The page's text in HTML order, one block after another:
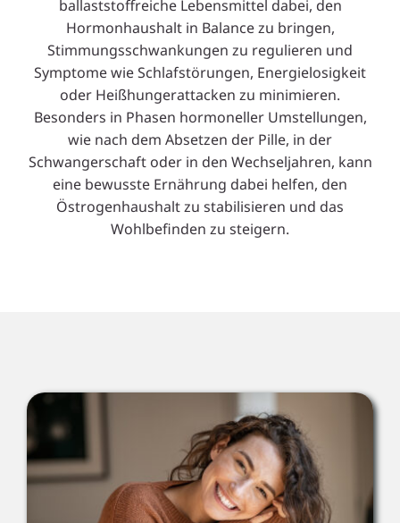
ballaststoffreiche Lebensmittel dabei, den
Hormonhaushalt in Balance zu bringen,
Stimmungsschwankungen zu regulieren und
Symptome wie Schlafstörungen, Energielosigkeit
oder Heißhungerattacken zu minimieren.
Besonders in Phasen hormoneller Umstellungen,
wie nach dem Absetzen der Pille, in der
Schwangerschaft oder in den Wechseljahren, kann
eine bewusste Ernährung dabei helfen, den
Östrogenhaushalt zu stabilisieren und das
Wohlbefinden zu steigern.